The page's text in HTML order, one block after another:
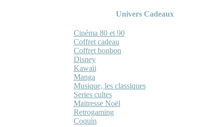
Univers Cadeaux
Cinéma 80 et 90
Coffret cadeau
Coffret bonbon
Disney
Kawaii
Manga
Musique, les classiques
Series cultes
Maitresse Noël
Retrogaming
Coquin